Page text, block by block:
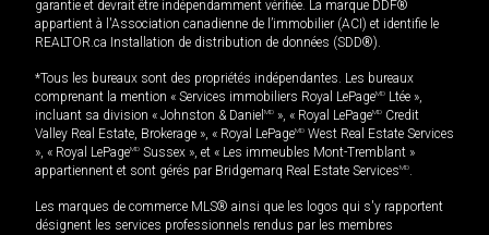
garantie et devrait être indépendamment vérifiée. La marque DDF®
appartient à l'Association canadienne de l’immobilier (ACI) et identifie le
REALTOR.ca Installation de distribution de données (SDD®).
*Tous les bureaux sont des propriétés indépendantes. Les bureaux
comprenant la mention « Services immobiliers Royal LePageMD Ltée »,
incluant sa division « Johnston & Daniel MD », « Royal LePageMD Credit
Valley Real Estate, Brokerage », « Royal LePageMD West Real Estate Services
», « Royal LePageMD Sussex », et « Les immeubles Mont-Tremblant »
appartiennent et sont gérés par Bridgemarq Real Estate ServicesMD.
Les marques de commerce MLS® ainsi que les logos qui s'y rapportent
désignent les services professionnels rendus par les membres